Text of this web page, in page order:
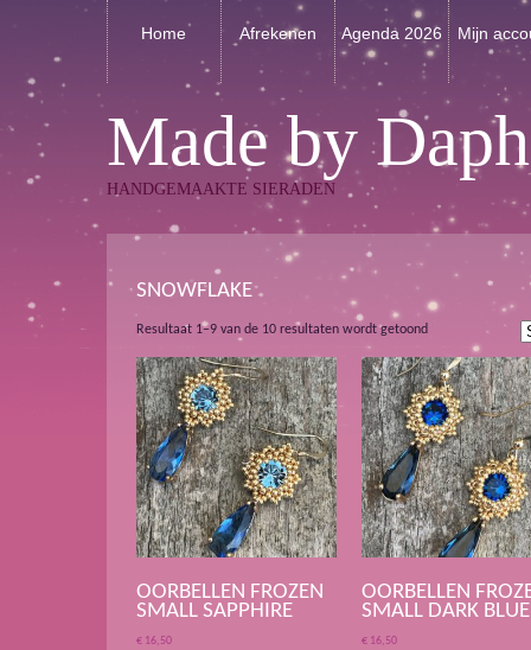
Home Afrekenen Agenda 2026 Mijn
Made by
HANDGEMAAKTE SIERADEN
SNOWFLAKE
Resultaat 1–9 van de 10 resultaten wordt getoond Gesorteerd
nieuwste
OORBELLEN FROZEN
SMALL SAPPHIRE
€ 16,50
OORBELLEN
SMALL DARK BLUE
€ 16,50